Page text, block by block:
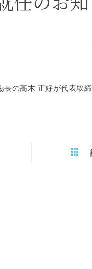
の高木 正好が代表取